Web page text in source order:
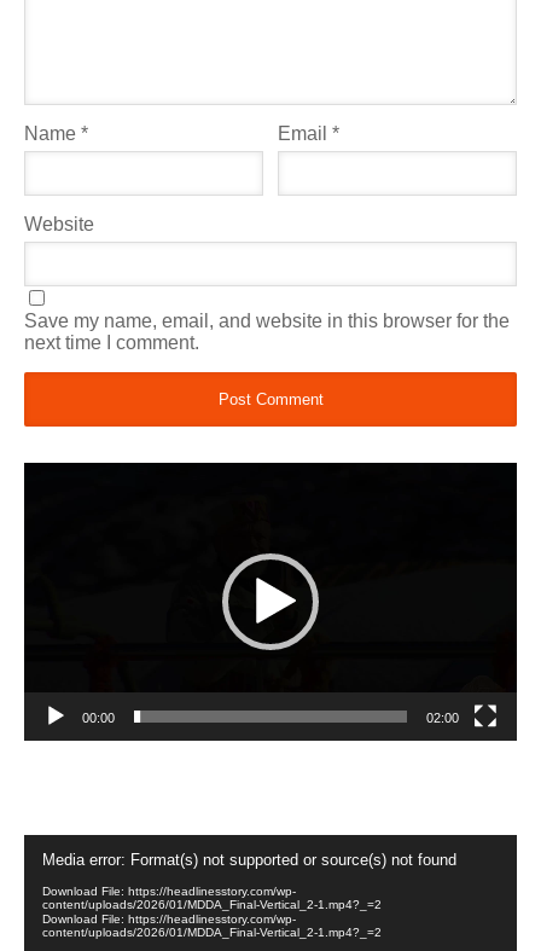
Name * Email*
Website
Save my name, email, and website in this browser for the
next time I comment.
00:00 02:00
Player
Media error: Format(s) not supported or source(s) not found
Download File: https://headlinesstory.com/wp-
content/uploads/2026/01/MDDA_Final-Vertical_2-1.mp4?_=2
Download File: https://headlinesstory.com/wp-
content/uploads/2026/01/MDDA_Final-Vertical_2-1.mp4?_=2